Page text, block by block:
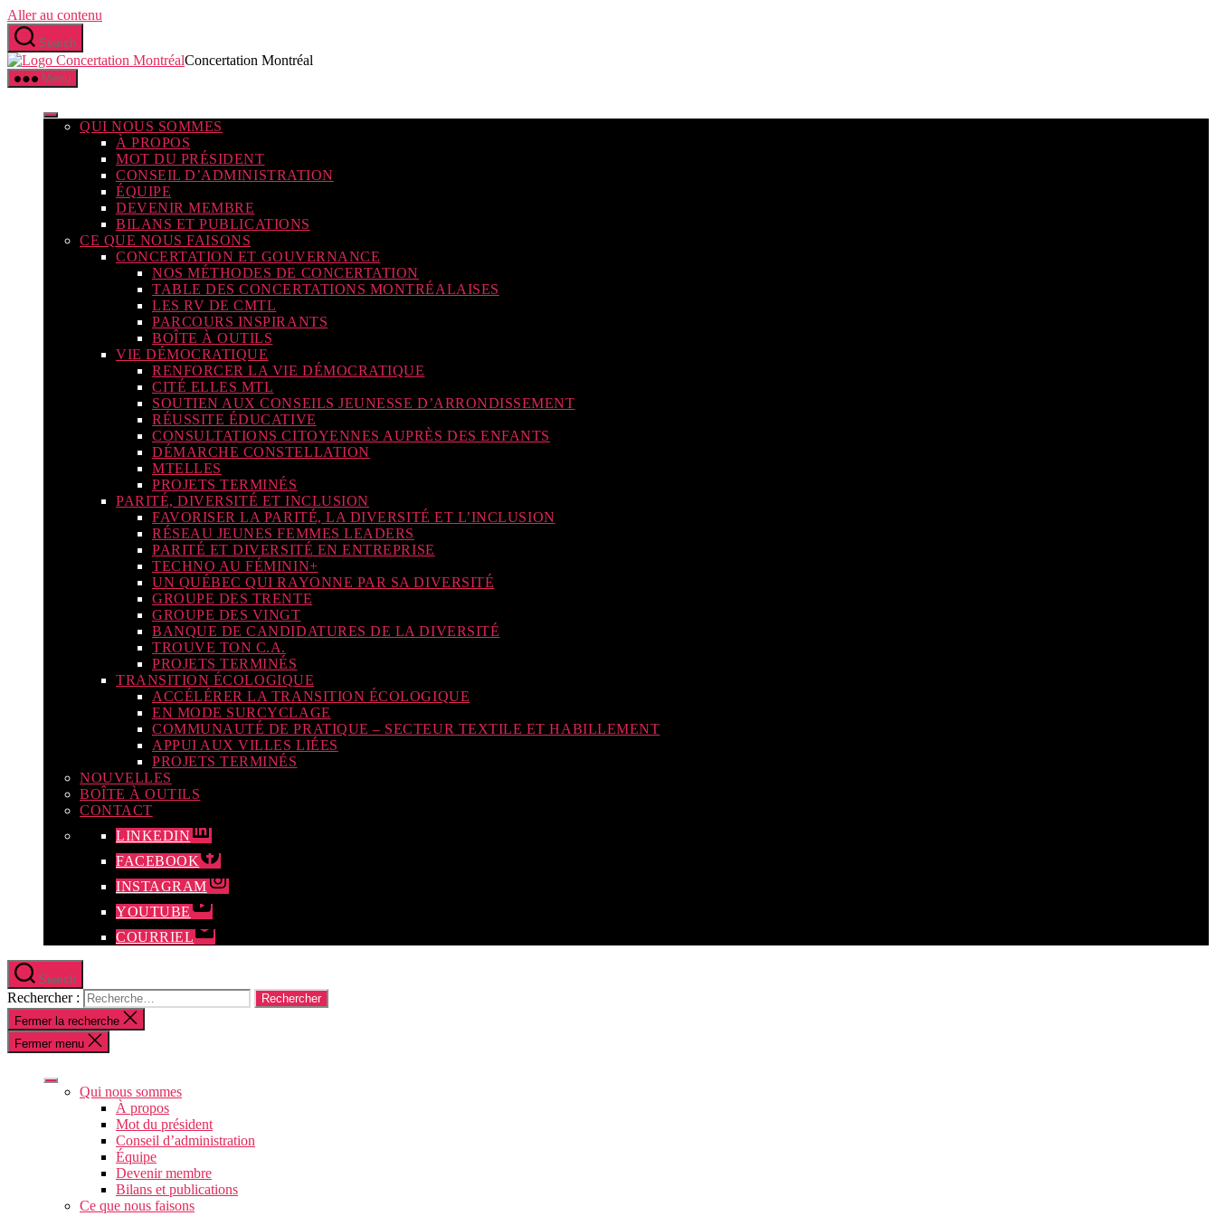
Aller au contenu
Search
Concertation Montréal
Menu
QUI NOUS SOMMES
À PROPOS
MOT DU PRÉSIDENT
CONSEIL D’ADMINISTRATION
ÉQUIPE
DEVENIR MEMBRE
BILANS ET PUBLICATIONS
CE QUE NOUS FAISONS
CONCERTATION ET GOUVERNANCE
NOS MÉTHODES DE CONCERTATION
TABLE DES CONCERTATIONS MONTRÉALAISES
LES RV DE CMTL
PARCOURS INSPIRANTS
BOÎTE À OUTILS
VIE DÉMOCRATIQUE
RENFORCER LA VIE DÉMOCRATIQUE
CITÉ ELLES MTL
SOUTIEN AUX CONSEILS JEUNESSE D’ARRONDISSEMENT
RÉUSSITE ÉDUCATIVE
CONSULTATIONS CITOYENNES AUPRÈS DES ENFANTS
DÉMARCHE CONSTELLATION
MTELLES
PROJETS TERMINÉS
PARITÉ, DIVERSITÉ ET INCLUSION
FAVORISER LA PARITÉ, LA DIVERSITÉ ET L’INCLUSION
RÉSEAU JEUNES FEMMES LEADERS
PARITÉ ET DIVERSITÉ EN ENTREPRISE
TECHNO AU FÉMININ+
UN QUÉBEC QUI RAYONNE PAR SA DIVERSITÉ
GROUPE DES TRENTE
GROUPE DES VINGT
BANQUE DE CANDIDATURES DE LA DIVERSITÉ
TROUVE TON C.A.
PROJETS TERMINÉS
TRANSITION ÉCOLOGIQUE
ACCÉLÉRER LA TRANSITION ÉCOLOGIQUE
EN MODE SURCYCLAGE
COMMUNAUTÉ DE PRATIQUE – SECTEUR TEXTILE ET HABILLEMENT
APPUI AUX VILLES LIÉES
PROJETS TERMINÉS
NOUVELLES
BOÎTE À OUTILS
CONTACT
LINKEDIN
FACEBOOK
INSTAGRAM
YOUTUBE
COURRIEL
Search
Rechercher :
Fermer la recherche
Fermer menu
Qui nous sommes
À propos
Mot du président
Conseil d’administration
Équipe
Devenir membre
Bilans et publications
Ce que nous faisons